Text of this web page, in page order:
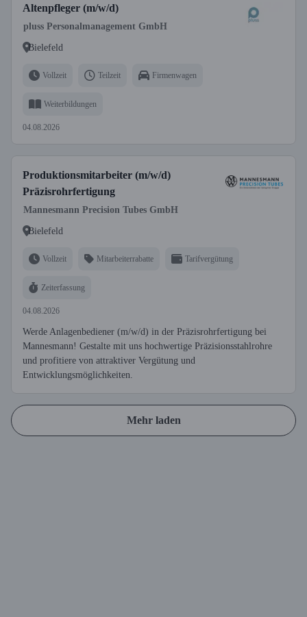
Altenpfleger (m/w/d)
pluss Personalmanagement GmbH
Bielefeld
Vollzeit Teilzeit Firmenwagen
Weiterbildungen
04.08.2026
Produktionsmitarbeiter (m/w/d)
Präzisrohrfertigung
Mannesmann Precision Tubes GmbH
Bielefeld
Vollzeit Mitarbeiterrabatte Tarifvergütung
Zeiterfassung
04.08.2026
Werde Anlagenbediener (m/w/d) in der Präzisrohrfertigung bei
Mannesmann! Gestalte mit uns hochwertige Präzisionsstahlrohre
und profitiere von attraktiver Vergütung und
Entwicklungsmöglichkeiten.
Mehr laden